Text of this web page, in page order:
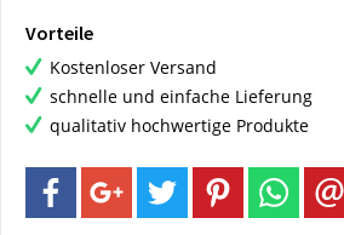
Vorteile
Kostenloser Versand
schnelle und einfache Lieferung
qualitativ hochwertige Produkte